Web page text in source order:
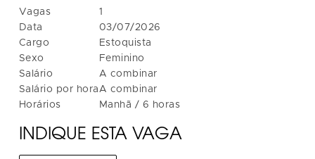
Vagas
Data
Cargo
Sexo
Salário
Salário por hora
Horários
1
03/07/2026
Estoquista
Feminino
A combinar
A combinar
Manhã / 6 horas
INDIQUE ESTA VAGA